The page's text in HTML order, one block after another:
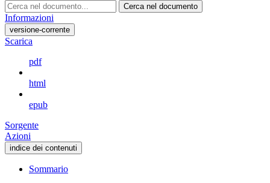
Cerca nel documento
Informazioni
versione-corrente
Scarica
pdf
html
epub
Sorgente
Azioni
indice dei contenuti
Sommario